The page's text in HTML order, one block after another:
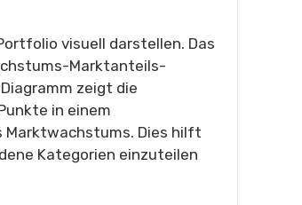
visuell darstellen. Das
Marktanteils-
zeigt die
in einem
Marktwachstums. Dies hilft
Kategorien einzuteilen